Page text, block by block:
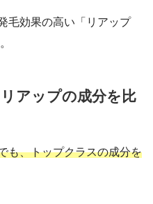
毛効果の高い「リアップ
アップの成分を比
も、トップクラスの成分を